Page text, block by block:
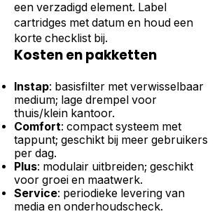
een verzadigd element. Label
cartridges met datum en houd een
korte checklist bij.
Kosten en pakketten
Instap: basisfilter met verwisselbaar
medium; lage drempel voor
thuis/klein kantoor.
Comfort: compact systeem met
tappunt; geschikt bij meer gebruikers
per dag.
Plus: modulair uitbreiden; geschikt
voor groei en maatwerk.
Service: periodieke levering van
media en onderhoudscheck.